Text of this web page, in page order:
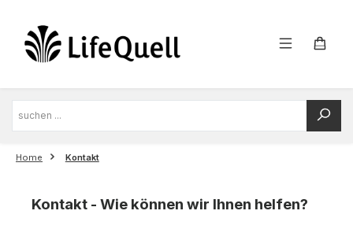
Home Kontakt
Kontakt - Wie können wir Ihnen helfen?